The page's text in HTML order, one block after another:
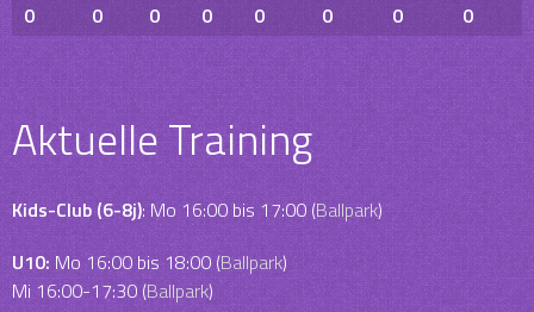
0
0 0 0 0 0 0 0
Aktuelle Training
Kids-Club (6-8j): Mo 16:00 bis 17:00 (Ballpark)
U10:Mo 16:00 bis 18:00 (Ballpark)
Mi 16:00-17:30 (Ballpark)